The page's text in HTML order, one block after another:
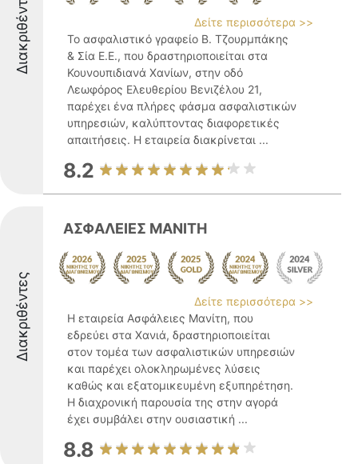
Διακριθέντες
Δείτε περισσότερα >>
Το ασφαλιστικό γραφείο Β. Τζουρμπάκης
& Σία Ε.Ε., που δραστηριοποιείται στα
Κουνουπιδιανά Χανίων, στην οδό
Λεωφόρος Ελευθερίου Βενιζέλου 21,
παρέχει ένα πλήρες φάσμα ασφαλιστικών
υπηρεσιών, καλύπτοντας διαφορετικές
απαιτήσεις. Η εταιρεία διακρίνεται ...
8.2
Διακριθέντες
ΑΣΦΑΛΕΙΕΣ ΜΑΝΙΤΗ
Δείτε περισσότερα >>
Η εταιρεία Ασφάλειες Μανίτη, που
εδρεύει στα Χανιά, δραστηριοποιείται
στον τομέα των ασφαλιστικών υπηρεσιών
και παρέχει ολοκληρωμένες λύσεις
καθώς και εξατομικευμένη εξυπηρέτηση.
Η διαχρονική παρουσία της στην αγορά
έχει συμβάλει στην ουσιαστική ...
8.8